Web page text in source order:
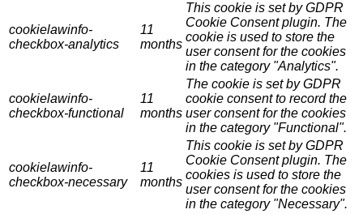
cookielawinfo-
checkbox-analytics
11
months
This cookie is set by GDPR
Cookie Consent plugin. The
cookie is used to store the
user consent for the cookies
in the category "Analytics".
cookielawinfo-
checkbox-functional
11
months
The cookie is set by GDPR
cookie consent to record the
user consent for the cookies
in the category "Functional".
cookielawinfo-
checkbox-necessary
11
months
This cookie is set by GDPR
Cookie Consent plugin. The
cookies is used to store the
user consent for the cookies
in the category "Necessary".